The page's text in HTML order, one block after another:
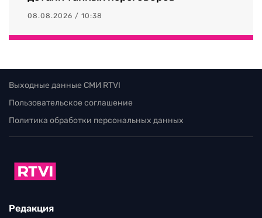
08.08.2026 / 10:38
Выходные данные СМИ RTVI
Пользовательское соглашение
Политика обработки персональных данных
Редакция